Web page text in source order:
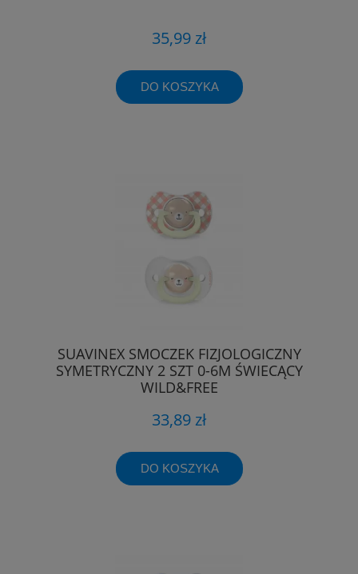
35,99 zł
DO KOSZYKA
SUAVINEX SMOCZEK FIZJOLOGICZNY
SYMETRYCZNY 2 SZT 0-6M ŚWIECĄCY
WILD&FREE
33,89 zł
DO KOSZYKA